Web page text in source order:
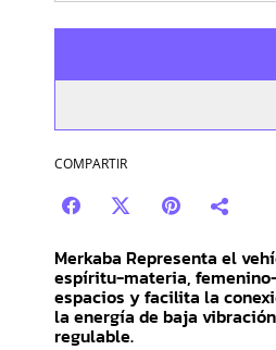
COMPARTIR
Merkaba Representa el
espíritu-materia,
espacios y facilita la
la energía de baja
regulable.